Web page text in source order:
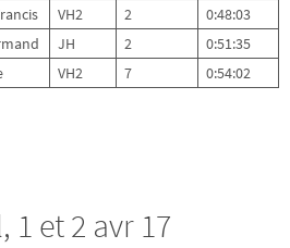
VH2 2
0:48:03
JH 2
0:51:35
VH2 7 0:54:02
et 2 avr 17